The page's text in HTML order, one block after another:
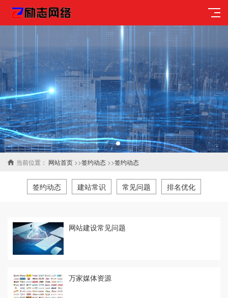
当前位置： 网站首页 >>签约动态 >>签约动态
签约动态 建站常识 常见问题 排名优化
网站建设常见问题
万家媒体资源